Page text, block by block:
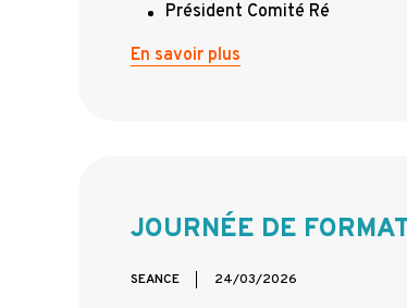
Président Comité Ré
En savoir plus
JOURNÉE DE
SEANCE 24/03/2026